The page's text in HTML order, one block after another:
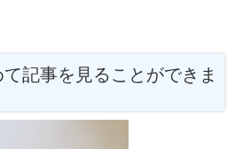
記事を見ることができま